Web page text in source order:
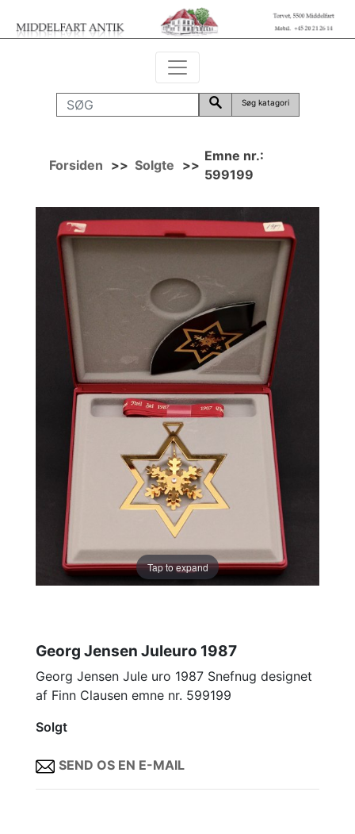
Søg katagori
Forsiden >> Solgte >>
Emne nr.:
599199
Tap to expand
Georg Jensen Juleuro 1987
Georg Jensen Jule uro 1987 Snefnug designet
af Finn Clausen emne nr. 599199
Solgt
SEND OS EN E-MAIL